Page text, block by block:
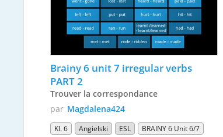
Brainy 6 unit 7 irregular verbs
Trouver la correspondance
par Magdalena424
Kl. 6 Angielski ESL BRAINY 6 Unit 6/7